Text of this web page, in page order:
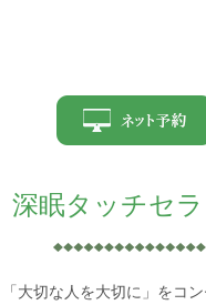
深眠タッチセ
「大切な人を大切に」をコ